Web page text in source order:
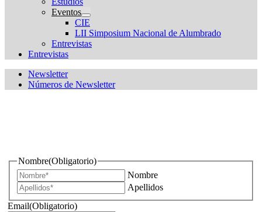
Eventos
CIE
LII Simposium Nacional de Alumbrado
Entrevistas
Entrevistas
Newsletter
Números de Newsletter
Nombre(Obligatorio)
Nombre
Apellidos
Email(Obligatorio)